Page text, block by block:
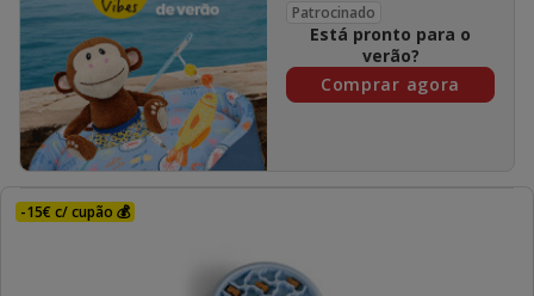
Patrocinado
Está pronto para o
verão?
Comprar agora
-15€ c/ cupão 💰